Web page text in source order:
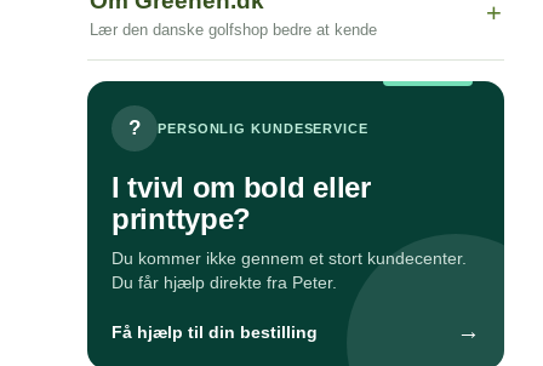
Lær den danske golfshop bedre at kende
+
? PERSONLIG KUNDESERVICE
I tvivl om bold eller
printtype?
Du kommer ikke gennem et stort kundecenter.
Du får hjælp direkte fra Peter.
Få hjælp til din bestilling →